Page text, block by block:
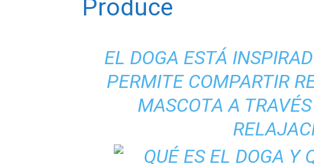
Produce
EL DOGA ESTÁ
PERMITE COMPARTIR
MASCOTA A